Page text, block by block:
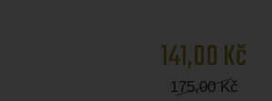
141,00 Kč
175,00Kč